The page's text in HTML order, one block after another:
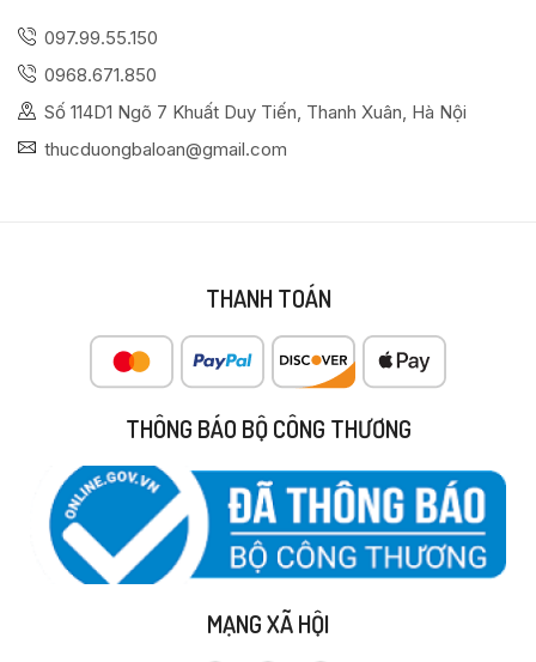
097.99.55.150
0968.671.850
Số 114D1 Ngõ 7 Khuất Duy Tiến, Thanh Xuân, Hà Nội
thucduongbaloan@gmail.com
THANH TOÁN
THÔNG BÁO BỘ CÔNG THƯƠNG
MẠNG XÃ HỘI